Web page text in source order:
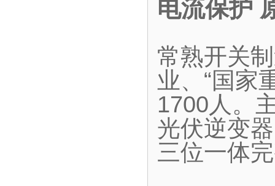
电流保护
常熟开关
业、“国家
1700人。
光伏逆变
三位一体